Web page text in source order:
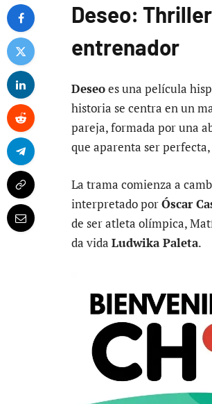
Deseo:
entrenador
Deseoes una película
historia se centra en un
pareja, formada por una
que aparenta ser
La trama comienza a
interpretado porÓscar
de ser atleta olímpica,
da vida Ludwika Paleta.